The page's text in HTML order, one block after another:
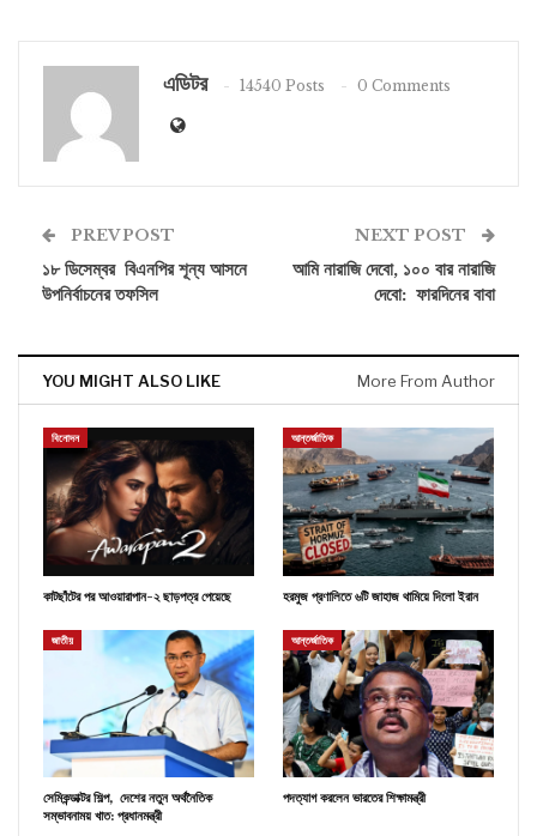
এডিটর 14540 Posts 0 Comments
PREV POST
১৮ ডিসেম্বর বিএনপির শূন্য আসনে
উপনির্বাচনের তফসিল
NEXT POST
আমি নারাজি দেবো, ১০০ বার নারাজি
দেবো: ফারদিনের বাবা
YOU MIGHT ALSO LIKE More From Author
বিনোদন
কাটছাঁটের পর আওয়ারাপান-২ ছাড়পত্র পেয়েছে
আন্তর্জাতিক
হরমুজ প্রণালিতে ৬টি জাহাজ থামিয়ে দিলো ইরান
জাতীয়
সেমিকন্ডাক্টর শিল্প, দেশের নতুন অর্থনৈতিক
সম্ভাবনাময় খাত: প্রধানমন্ত্রী
আন্তর্জাতিক
পদত্যাগ করলেন ভারতের শিক্ষামন্ত্রী